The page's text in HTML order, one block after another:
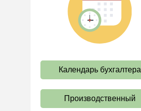
труда
Отпуск и время отдыха
Оплата труда
Ответственность и
взыскания
Пенсии
Календарь бухгалтера
Производственный